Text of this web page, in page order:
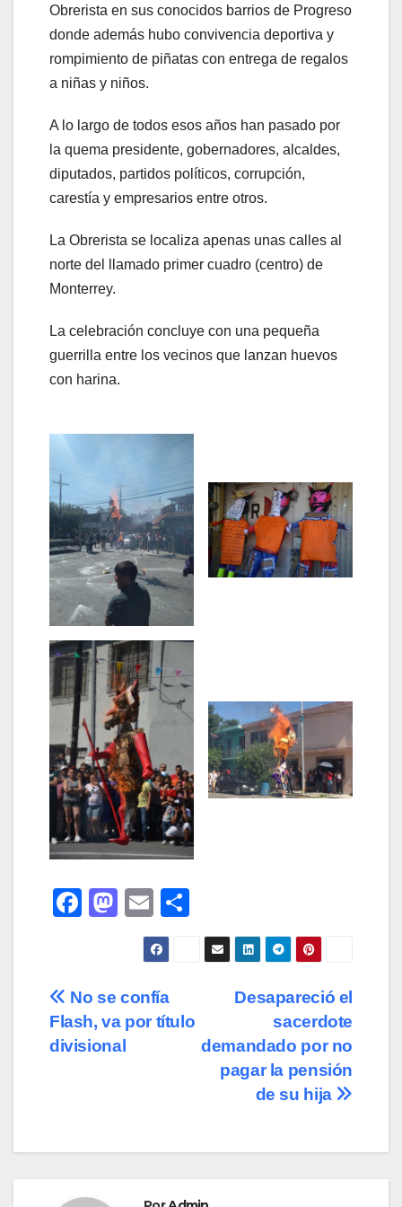
Obrerista en sus conocidos barrios de Progreso
donde además hubo convivencia deportiva y
rompimiento de piñatas con entrega de regalos
a niñas y niños.
A lo largo de todos esos años han pasado por
la quema presidente, gobernadores, alcaldes,
diputados, partidos políticos, corrupción,
carestía y empresarios entre otros.
La Obrerista se localiza apenas unas calles al
norte del llamado primer cuadro (centro) de
Monterrey.
La celebración concluye con una pequeña
guerrilla entre los vecinos que lanzan huevos
con harina.
F
e
b
o
M
o
d
o
E
m
ail
o
m
ar
tir
Navegación
de
Desapareció el
sacerdote
demandado por no
pagar la pensión
de su hija
No se confía
Flash, va por título
divisional